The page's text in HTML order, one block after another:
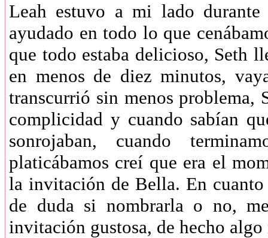
Leah estuvo a mi lado
ayudado en todo lo que
que todo estaba delicioso, Seth
en menos de diez minutos,
transcurrió sin menos problema,
complicidad y cuando sabían
sonrojaban, cuando
platicábamos creí que era el
la invitación de Bella. En cuanto
de duda si nombrarla o no,
invitación gustosa, de hecho